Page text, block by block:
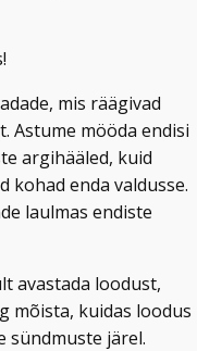
mis räägivad
Astume mööda endisi
argihääled, kuid
kohad enda valdusse.
laulmas endiste
avastada loodust,
mõista, kuidas loodus
sündmuste järel.